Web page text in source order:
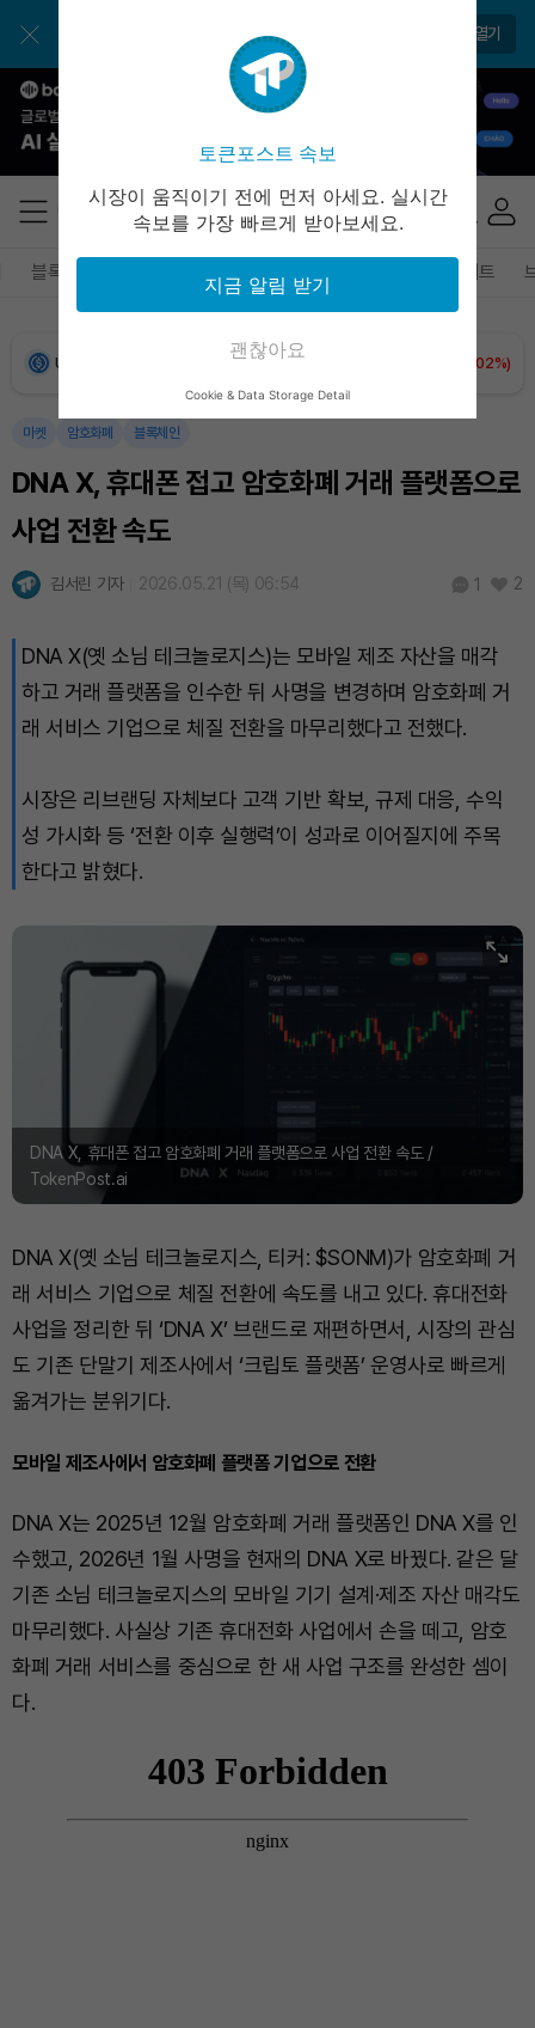
토큰포스트 앱으로 쉽고 편리하게! 앱 열기
블록체인 인사이트
Dogecoin (DOGE) (-0.15%)
Bitcoin (BTC)
USDC (USDC) (+0.02%)
XRP (XRP) ₩1,488(-1.91%)
Solana (SOL) ₩ 104,917(+0.02%)
TRON (TRX)
Dogecoin (DOGE) ₩99.21 (-0.15%)
Bitcoin (BTC) ₩ 91,959,311(+0.79%)
마켓 암호화폐 블록체인
DNA X, 휴대폰 접고 암호화폐 거래 플랫폼으로
사업 전환 속도
김서린 기자 2026.05.21 (목) 06:54 1 2
DNA X(옛 소님 테크놀로지스)는 모바일 제조 자산을 매각
하고 거래 플랫폼을 인수한 뒤 사명을 변경하며 암호화폐 거
래 서비스 기업으로 체질 전환을 마무리했다고 전했다.
시장은 리브랜딩 자체보다 고객 기반 확보, 규제 대응, 수익
성 가시화 등 ‘전환 이후 실행력’이 성과로 이어질지에 주목
한다고 밝혔다.
DNA X, 휴대폰 접고 암호화폐 거래 플랫폼으로 사업 전환 속도 /
TokenPost.ai
DNA X(옛 소님 테크놀로지스, 티커: $SONM)가 암호화폐 거
래 서비스 기업으로 체질 전환에 속도를 내고 있다. 휴대전화
사업을 정리한 뒤 ‘DNA X’ 브랜드로 재편하면서, 시장의 관심
도 기존 단말기 제조사에서 ‘크립토 플랫폼’ 운영사로 빠르게
옮겨가는 분위기다.
모바일 제조사에서 암호화폐 플랫폼 기업으로 전환
DNA X는 2025년 12월 암호화폐 거래 플랫폼인 DNA X를 인
수했고, 2026년 1월 사명을 현재의 DNA X로 바꿨다. 같은 달
기존 소님 테크놀로지스의 모바일 기기 설계·제조 자산 매각도
마무리했다. 사실상 기존 휴대전화 사업에서 손을 떼고, 암호
화폐 거래 서비스를 중심으로 한 새 사업 구조를 완성한 셈이
다.
토큰포스트 속보
시장이 움직이기 전에 먼저 아세요. 실시간
속보를 가장 빠르게 받아보세요.
지금 알림 받기
괜찮아요
Cookie & Data Storage Detail